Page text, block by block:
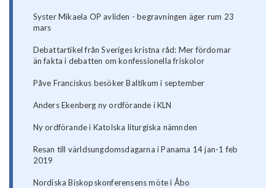
Syster Mikaela OP avliden - begravningen äger rum 23
mars
Debattartikel från Sveriges kristna råd: Mer fördomar
än fakta i debatten om konfessionella friskolor
Påve Franciskus besöker Baltikum i september
Anders Ekenberg ny ordförande i KLN
Ny ordförande i Katolska liturgiska nämnden
Resan till världsungdomsdagarna i Panama 14 jan-1 feb
2019
Nordiska Biskopskonferensens möte i Åbo